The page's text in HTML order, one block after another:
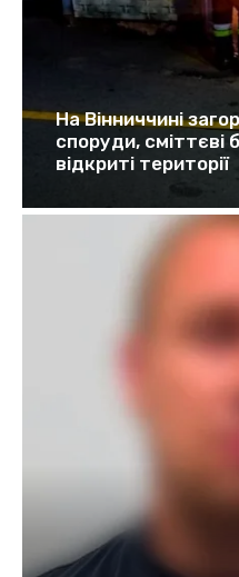
На Вінниччині
споруди, сміттєві
відкриті території